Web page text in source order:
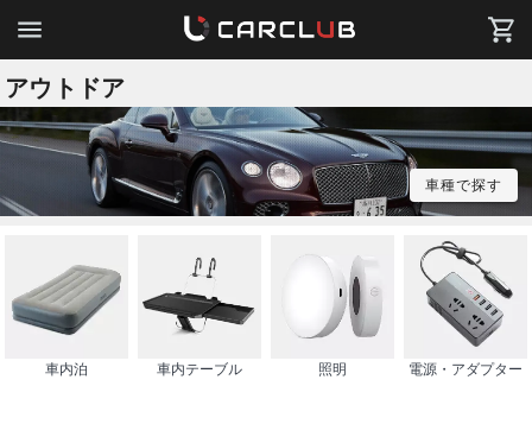
アウトドア
車種で探す
車内泊 車内テーブル 照明 電源・アダプター